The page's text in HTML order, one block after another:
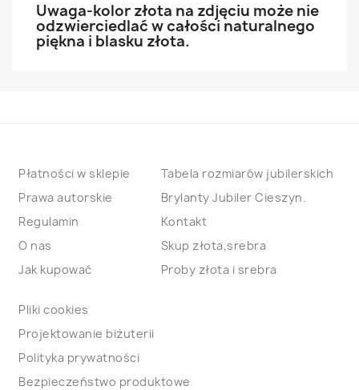
Uwaga-kolor złota na zdjęciu może nie
odzwierciedlać w całości naturalnego
piękna i blasku złota.
Płatności w sklepie
Prawa autorskie
Regulamin
O nas
Jak kupować
Tabela rozmiarów jubilerskich
Brylanty Jubiler Cieszyn.
Kontakt
Skup złota,srebra
Proby złota i srebra
Pliki cookies
Projektowanie biżuterii
Polityka prywatności
Bezpieczeństwo produktowe